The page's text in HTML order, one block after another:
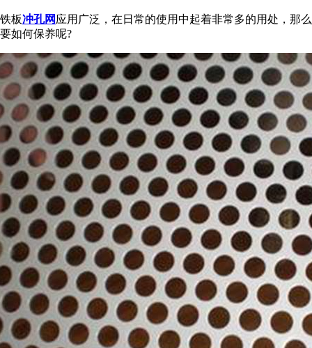
铁板冲孔网应用广泛，在日常的使用中起着非常多的用处，那么
要如何保养呢?